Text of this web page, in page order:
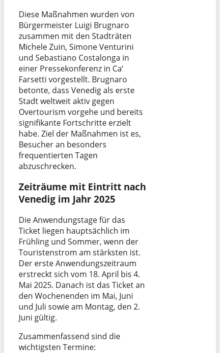
Diese Maßnahmen wurden von
Bürgermeister Luigi Brugnaro
zusammen mit den Stadträten
Michele Zuin, Simone Venturini
und Sebastiano Costalonga in
einer Pressekonferenz in Ca‘
Farsetti vorgestellt. Brugnaro
betonte, dass Venedig als erste
Stadt weltweit aktiv gegen
Overtourism vorgehe und bereits
signifikante Fortschritte erzielt
habe. Ziel der Maßnahmen ist es,
Besucher an besonders
frequentierten Tagen
abzuschrecken.
Zeiträume mit Eintritt nach
Venedig im Jahr 2025
Die Anwendungstage für das
Ticket liegen hauptsächlich im
Frühling und Sommer, wenn der
Touristenstrom am stärksten ist.
Der erste Anwendungszeitraum
erstreckt sich vom 18. April bis 4.
Mai 2025. Danach ist das Ticket an
den Wochenenden im Mai, Juni
und Juli sowie am Montag, den 2.
Juni gültig.
Zusammenfassend sind die
wichtigsten Termine: